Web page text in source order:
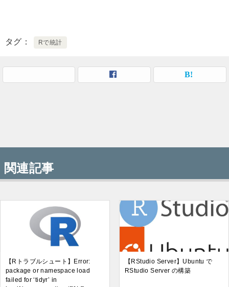
タグ Rで統計
関連記事
【Rトラブルシュート】Error:
package or namespace load
failed for ‘tidyr’ in
【RStudio Server】Ubuntu で
RStudio Server の構築